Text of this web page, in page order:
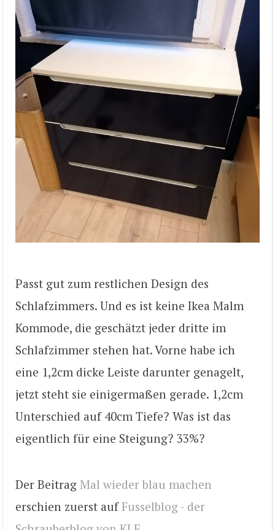
Passt gut zum restlichen Design des
Schlafzimmers. Und es ist keine Ikea Malm
Kommode, die geschätzt jeder dritte im
Schlafzimmer stehen hat. Vorne habe ich
eine 1,2cm dicke Leiste darunter genagelt,
jetzt steht sie einigermaßen gerade. 1,2cm
Unterschied auf 40cm Tiefe? Was ist das
eigentlich für eine Steigung? 33%?
Der Beitrag Mal wieder blau machen
erschien zuerst auf Fusselblog - der